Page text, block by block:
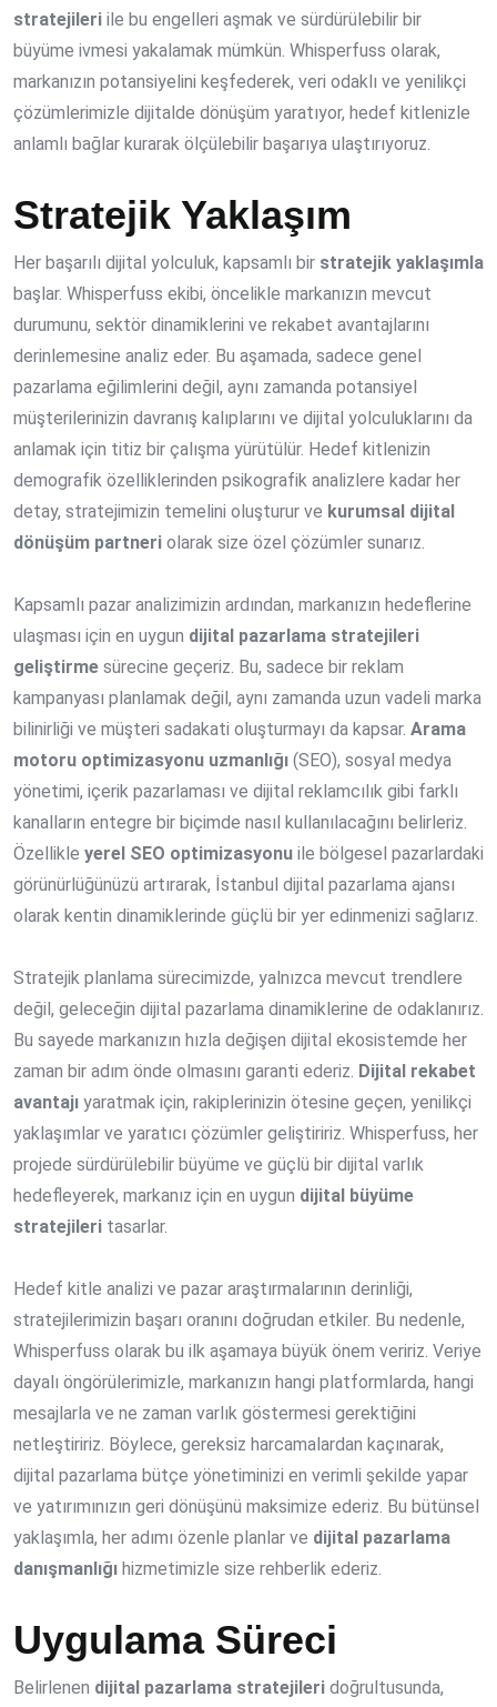
stratejileri ile bu engelleri aşmak ve sürdürülebilir bir
büyüme ivmesi yakalamak mümkün. Whisperfuss olarak,
markanızın potansiyelini keşfederek, veri odaklı ve yenilikçi
çözümlerimizle dijitalde dönüşüm yaratıyor, hedef kitlenizle
anlamlı bağlar kurarak ölçülebilir başarıya ulaştırıyoruz.
Stratejik Yaklaşım
Her başarılı dijital yolculuk, kapsamlı bir stratejik yaklaşımla
başlar. Whisperfuss ekibi, öncelikle markanızın mevcut
durumunu, sektör dinamiklerini ve rekabet avantajlarını
derinlemesine analiz eder. Bu aşamada, sadece genel
pazarlama eğilimlerini değil, aynı zamanda potansiyel
müşterilerinizin davranış kalıplarını ve dijital yolculuklarını da
anlamak için titiz bir çalışma yürütülür. Hedef kitlenizin
demografik özelliklerinden psikografik analizlere kadar her
detay, stratejimizin temelini oluşturur ve kurumsal dijital
dönüşüm partneri olarak size özel çözümler sunarız.
Kapsamlı pazar analizimizin ardından, markanızın hedeflerine
ulaşması için en uygun dijital pazarlama stratejileri
geliştirme sürecine geçeriz. Bu, sadece bir reklam
kampanyası planlamak değil, aynı zamanda uzun vadeli marka
bilinirliği ve müşteri sadakati oluşturmayı da kapsar. Arama
motoru optimizasyonu uzmanlığı (SEO), sosyal medya
yönetimi, içerik pazarlaması ve dijital reklamcılık gibi farklı
kanalların entegre bir biçimde nasıl kullanılacağını belirleriz.
Özellikle yerel SEO optimizasyonu ile bölgesel pazarlardaki
görünürlüğünüzü artırarak, İstanbul dijital pazarlama ajansı
olarak kentin dinamiklerinde güçlü bir yer edinmenizi sağlarız.
Stratejik planlama sürecimizde, yalnızca mevcut trendlere
değil, geleceğin dijital pazarlama dinamiklerine de odaklanırız.
Bu sayede markanızın hızla değişen dijital ekosistemde her
zaman bir adım önde olmasını garanti ederiz. Dijital rekabet
avantajı yaratmak için, rakiplerinizin ötesine geçen, yenilikçi
yaklaşımlar ve yaratıcı çözümler geliştiririz. Whisperfuss, her
projede sürdürülebilir büyüme ve güçlü bir dijital varlık
hedefleyerek, markanız için en uygun dijital büyüme
stratejileri tasarlar.
Hedef kitle analizi ve pazar araştırmalarının derinliği,
stratejilerimizin başarı oranını doğrudan etkiler. Bu nedenle,
Whisperfuss olarak bu ilk aşamaya büyük önem veririz. Veriye
dayalı öngörülerimizle, markanızın hangi platformlarda, hangi
mesajlarla ve ne zaman varlık göstermesi gerektiğini
netleştiririz. Böylece, gereksiz harcamalardan kaçınarak,
dijital pazarlama bütçe yönetiminizi en verimli şekilde yapar
ve yatırımınızın geri dönüşünü maksimize ederiz. Bu bütünsel
yaklaşımla, her adımı özenle planlar ve dijital pazarlama
danışmanlığı hizmetimizle size rehberlik ederiz.
Uygulama Süreci
Belirlenen dijital pazarlama stratejileri doğrultusunda,